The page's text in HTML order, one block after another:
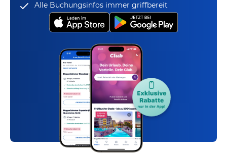
Alle Buchungsinfos immer griffbereit